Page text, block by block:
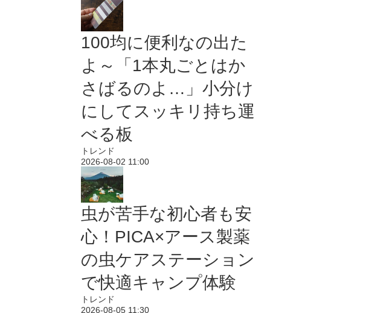
100均に便利なの出た
よ～「1本丸ごとはか
さばるのよ…」小分け
にしてスッキリ持ち運
べる板
トレンド
2026-08-02 11:00
虫が苦手な初心者も安
心！PICA×アース製薬
の虫ケアステーション
で快適キャンプ体験
トレンド
2026-08-05 11:30